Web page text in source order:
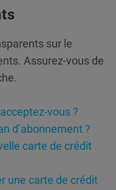
sur le
Assurez-vous de
vous ?
d’abonnement ?
carte de crédit
une carte de crédit